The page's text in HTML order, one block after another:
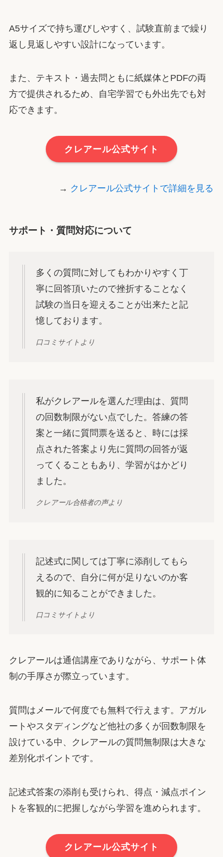
A5サイズで持ち運びしやすく、試験直前まで繰り
返し見返しやすい設計になっています。
また、テキスト・過去問ともに紙媒体とPDFの両
方で提供されるため、自宅学習でも外出先でも対
応できます。
クレアール公式サイト
→ クレアール公式サイトで詳細を見る
サポート・質問対応について
多くの質問に対してもわかりやすく丁
寧に回答頂いたので挫折することなく
試験の当日を迎えることが出来たと記
憶しております。
口コミサイトより
私がクレアールを選んだ理由は、質問
の回数制限がない点でした。答練の答
案と一緒に質問票を送ると、時には採
点された答案より先に質問の回答が返
ってくることもあり、学習がはかどり
ました。
クレアール合格者の声より
記述式に関しては丁寧に添削してもら
えるので、自分に何が足りないのか客
観的に知ることができました。
口コミサイトより
クレアールは通信講座でありながら、サポート体
制の手厚さが際立っています。
質問はメールで何度でも無料で行えます。アガル
ートやスタディングなど他社の多くが回数制限を
設けている中、クレアールの質問無制限は大きな
差別化ポイントです。
記述式答案の添削も受けられ、得点・減点ポイン
トを客観的に把握しながら学習を進められます。
クレアール公式サイト